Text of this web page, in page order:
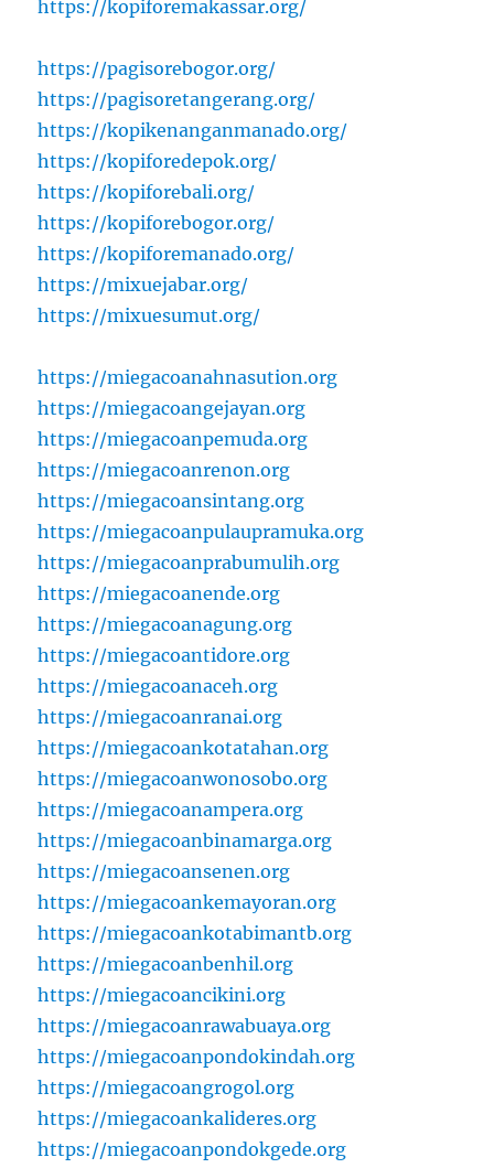
https://kopiforemakassar.org/
https://pagisorebogor.org/
https://pagisoretangerang.org/
https://kopikenanganmanado.org/
https://kopiforedepok.org/
https://kopiforebali.org/
https://kopiforebogor.org/
https://kopiforemanado.org/
https://mixuejabar.org/
https://mixuesumut.org/
https://miegacoanahnasution.org
https://miegacoangejayan.org
https://miegacoanpemuda.org
https://miegacoanrenon.org
https://miegacoansintang.org
https://miegacoanpulaupramuka.org
https://miegacoanprabumulih.org
https://miegacoanende.org
https://miegacoanagung.org
https://miegacoantidore.org
https://miegacoanaceh.org
https://miegacoanranai.org
https://miegacoankotatahan.org
https://miegacoanwonosobo.org
https://miegacoanampera.org
https://miegacoanbinamarga.org
https://miegacoansenen.org
https://miegacoankemayoran.org
https://miegacoankotabimantb.org
https://miegacoanbenhil.org
https://miegacoancikini.org
https://miegacoanrawabuaya.org
https://miegacoanpondokindah.org
https://miegacoangrogol.org
https://miegacoankalideres.org
https://miegacoanpondokgede.org